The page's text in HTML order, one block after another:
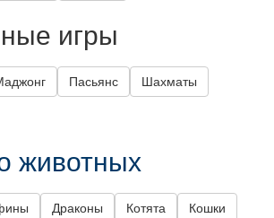
игры
Пасьянс Шахматы
животных
Драконы Котята Кошки